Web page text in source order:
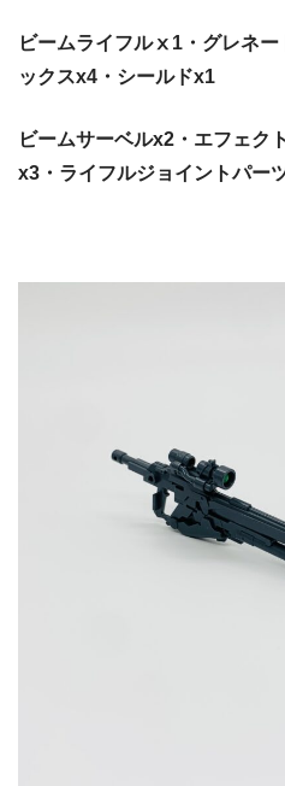
ビームライフルⅹ1・グレネ
ックスx4・シールドx1
ビームサーベルx2・エフェク
x3・ライフルジョイントパー